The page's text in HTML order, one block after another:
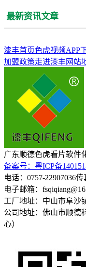
最新资讯文章
漆丰首页色虎视频APP
加盟政策走进漆丰网站
广东顺德色虎看片软件
备案号：粤ICP备
电话：0757-22907036传
电子邮箱：
工厂地址：中山市阜沙
公司地址：佛山市顺德
心）